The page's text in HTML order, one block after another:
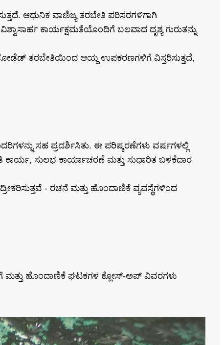
ಆಧುನಿಕ ವಾಣಿಜ್ಯ ತರಬೇತಿ ಪರಿಸರಗಳಿಗಾಗಿ
ಕಾರ್ಯಕ್ಷಮತೆಯೊಂದಿಗೆ ಬಲವಾದ ದೃಶ್ಯ ಗುರುತನ್ನು
ತರಬೇತಿಯಿಂದ ಆಯ್ದ ಉಪಕರಣಗಳಿಗೆ ವಿಸ್ತರಿಸುತ್ತದೆ,
ಸಹ ಪ್ರದರ್ಶಿಸಿತು. ಈ ಪರಿಷ್ಕರಣೆಗಳು ವರ್ಷಗಳಲ್ಲಿ
ಕಾರ್ಯ, ಸುಲಭ ಕಾರ್ಯಾಚರಣೆ ಮತ್ತು ಸುಧಾರಿತ ಬಳಕೆದಾರ
- ರಚನೆ ಮತ್ತು ಹೊಂದಾಣಿಕೆ ವ್ಯವಸ್ಥೆಗಳಿಂದ
ಮತ್ತು ಹೊಂದಾಣಿಕೆ ಘಟಕಗಳ ಕ್ಲೋಸ್-ಅಪ್ ವಿವರಗಳು